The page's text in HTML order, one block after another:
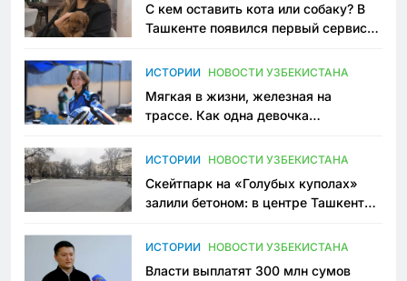
С кем оставить кота или собаку? В
Ташкенте появился первый сервис
ИСТОРИИ НОВОСТИ УЗБЕКИСТАНА
Мягкая в жизни, железная на
трассе. Как одна девочка
Узбекистане
ИСТОРИИ НОВОСТИ УЗБЕКИСТАНА
Скейтпарк на «Голубых куполах»
залили бетоном: в центре Ташкента
пространство
ИСТОРИИ НОВОСТИ УЗБЕКИСТАНА
Власти выплатят 300 млн сумов